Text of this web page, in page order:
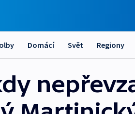
Domácí Svět Regiony